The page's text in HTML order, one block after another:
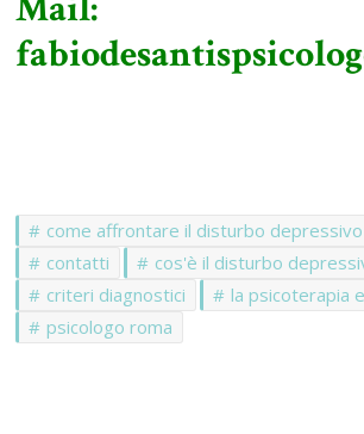
come affrontare il disturbo
contatti
cos'è il disturbo
criteri diagnostici
la psicoterapia
psicologo roma